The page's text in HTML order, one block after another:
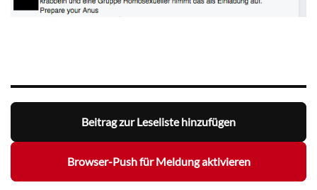
Beitrag zur Leseliste hinzufügen
Browser-Push für Meldung aktivieren